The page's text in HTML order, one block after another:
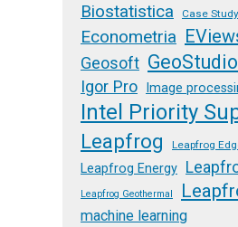
Biostatistica Case Study
Econometria
Geosoft GeoStudio
Igor Pro
Image
Intel Priority
Leapfrog Leapfrog
Leapfrog Energy
Leapfrog Geothermal
machine learning